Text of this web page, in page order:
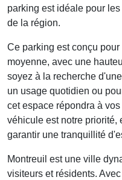
parking est idéale pour
de la région.
Ce parking est conçu
moyenne, avec une
soyez à la recherche d'une
un usage quotidien ou
cet espace répondra à
véhicule est notre priorité,
garantir une tranquillité
Montreuil est une ville
visiteurs et résidents.